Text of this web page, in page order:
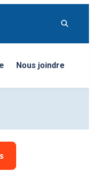
Nous joindre